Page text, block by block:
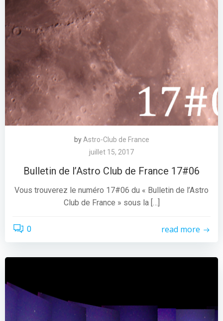
by Astro-Club de France
juillet 15, 2017
Bulletin de l’Astro Club de France 17#06
Vous trouverez le numéro 17#06 du « Bulletin de l’Astro
Club de France » sous la […]
0 read more